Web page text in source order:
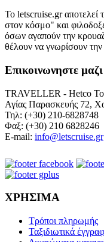
Το letscruise.gr αποτελεί
στον κόσμο" και
όσων αγαπούν την
θέλουν να γνωρίσουν την
Επικοινωνηστε
TRAVELLER - Hetco
Αγίας Παρασκευής 72,
Τηλ: (+30) 210-6828748
Φαξ: (+30) 210 6828246
E-mail: info@letscruise.gr
ΧΡΗΣΙΜΑ
Τρόποι πληρωμής
Ταξιδιωτικά